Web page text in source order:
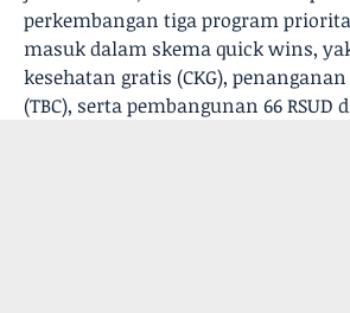
perkembangan tiga program
masuk dalam skema quick wins,
kesehatan gratis (CKG),
(TBC), serta pembangunan 66 RSUD